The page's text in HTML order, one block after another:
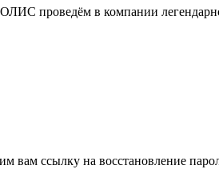
проведём в компании
вам ссылку на восстановление